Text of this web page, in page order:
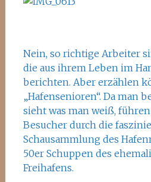
Nein, so richtige Arbeiter
die aus ihrem Leben im
berichten. Aber erzählen
„Hafensenioren“. Da man
sieht was man weiß,
Besucher durch die
Schausammlung des
50er Schuppen des
Freihafens.